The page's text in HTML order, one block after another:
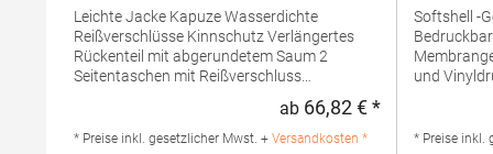
Leichte Jacke Kapuze Wasserdichte
Reißverschlüsse Kinnschutz Verlängertes
Rückenteil mit abgerundetem Saum 2
Seitentaschen mit Reißverschluss
Reißverschlussanhänger Teilungsnähte
Regulärer Preis:
ab 66,82 € *
* Preise inkl. gesetzlicher Mwst. + Versandkosten *
Softshell -
Bedruckbares
Membrangewebe Ideal für
und Vinyldruck dauerhaft
Taschen
* Preise inkl.